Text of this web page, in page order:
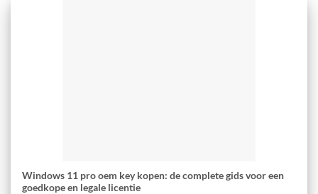
Windows 11 pro oem key kopen: de complete gids voor een
goedkope en legale licentie